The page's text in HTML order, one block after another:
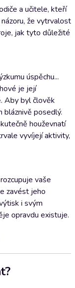
a učitele, kteří
že vytrvalost
jak tyto důležité
úspěchu...
je její
Aby byl člověk
bláznivě posedlý.
houževnatí
vyvíjejí aktivity,
vaše
zavést jeho
i svým
opravdu existuje.